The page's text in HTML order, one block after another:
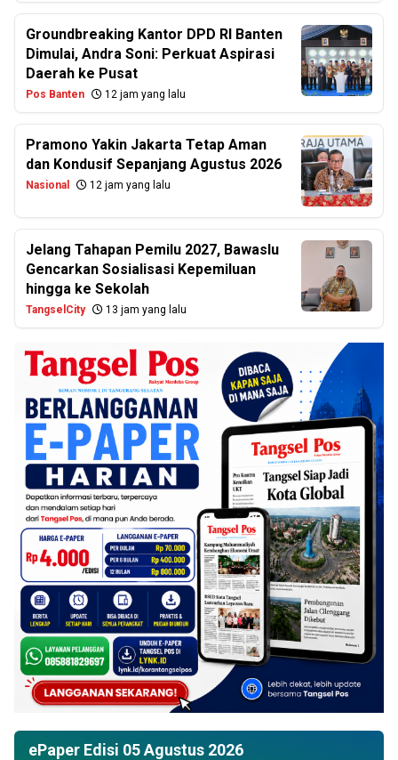
Groundbreaking Kantor DPD RI Banten
Dimulai, Andra Soni: Perkuat Aspirasi
Daerah ke Pusat
Pos Banten 12 jam yang lalu
Pramono Yakin Jakarta Tetap Aman
dan Kondusif Sepanjang Agustus 2026
Nasional 12 jam yang lalu
Jelang Tahapan Pemilu 2027, Bawaslu
Gencarkan Sosialisasi Kepemiluan
hingga ke Sekolah
TangselCity 13 jam yang lalu
ePaper Edisi 05 Agustus 2026